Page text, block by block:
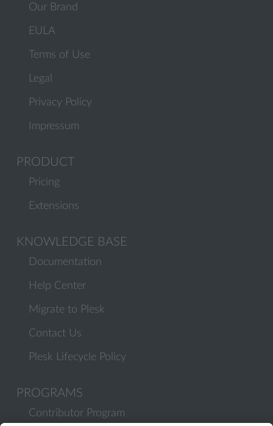
Our Brand
EULA
Terms of Use
Legal
Privacy Policy
Impressum
PRODUCT
Pricing
Extensions
KNOWLEDGE BASE
Documentation
Help Center
Migrate to Plesk
Contact Us
Plesk Lifecycle Policy
PROGRAMS
Contributor Program